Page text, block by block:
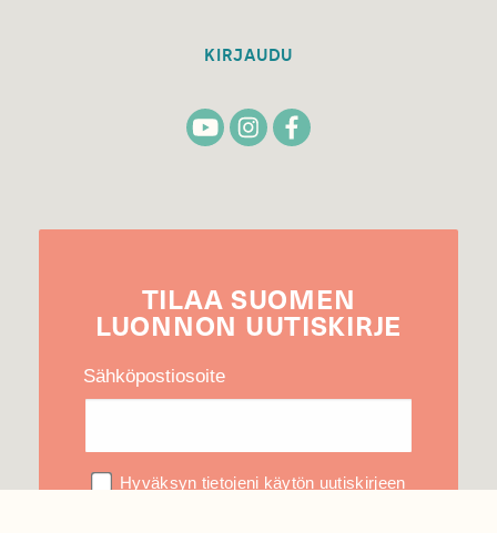
KIRJAUDU
TILAA SUOMEN
LUONNON UUTIS­KIRJE
Sähköpostiosoite
Hyväksyn tietojeni käytön uutiskirjeen